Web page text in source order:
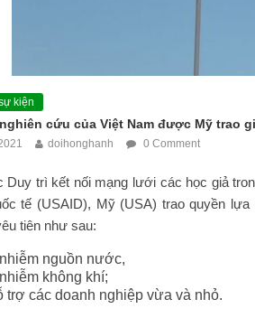
kiện
cứu của Việt Nam được Mỹ trao
doihonghanh 0 Comment
Duy trì kết nối mạng lưới các học giả
tế (USAID), Mỹ (USA) trao quyền
tiên như sau:
nguồn nước,
không khí;
trợ các doanh nghiệp vừa và nhỏ.